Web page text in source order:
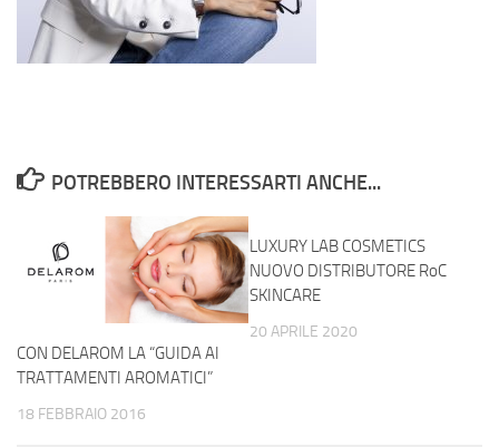
POTREBBERO INTERESSARTI ANCHE...
CON DELAROM LA “GUIDA AI
TRATTAMENTI AROMATICI”
18 FEBBRAIO 2016
LUXURY LAB COSMETICS
NUOVO DISTRIBUTORE RoC
SKINCARE
20 APRILE 2020